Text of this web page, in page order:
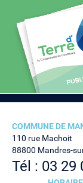
COMMUNE DE
110 rue Machoit
88800 Mandres-
Tél : 03 29